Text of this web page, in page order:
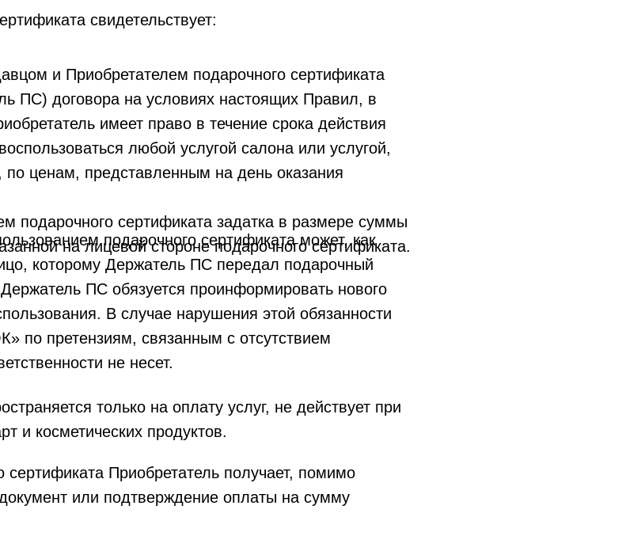
свидетельствует:
и Приобретателем подарочного сертификата
ПС) договора на условиях настоящих Правил, в
имеет право в течение срока действия
любой услугой салона или услугой,
по ценам, представленным на день оказания
подарочного сертификата задатка в размере суммы
на лицевой стороне подарочного сертификата.
подарочного сертификата может, как
которому Держатель ПС передал подарочный
ПС обязуется проинформировать нового
В случае нарушения этой обязанности
по претензиям, связанным с отсутствием
не несет.
только на оплату услуг, не действует при
и косметических продуктов.
сертификата Приобретатель получает, помимо
или подтверждение оплаты на сумму